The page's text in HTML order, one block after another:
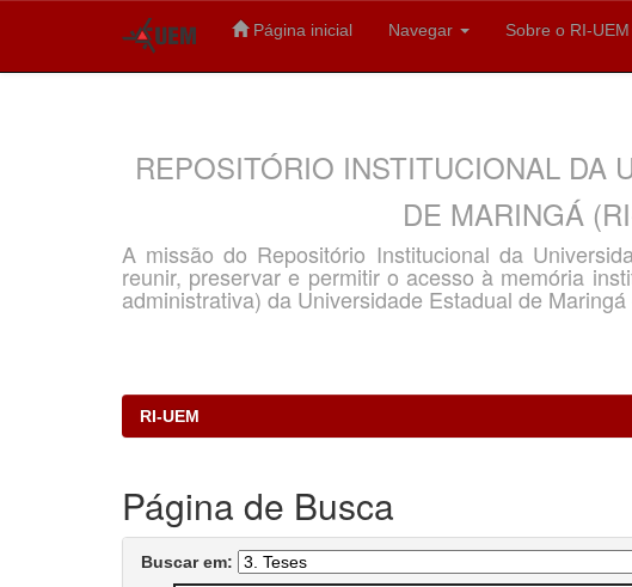
Página inicial Navegar Sobre o RI-UEM
REPOSITÓRIO INSTITUCIONAL DA
DE MARINGÁ
A missão do Repositório Institucional da
reunir, preservar e permitir o acesso à memória
administrativa) da Universidade Estadual de
RI-UEM
Página de Busca
Buscar em: